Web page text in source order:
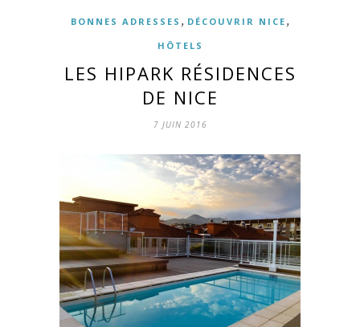
BONNES ADRESSES , DÉCOUVRIR NICE ,
HÔTELS
LES HIPARK RÉSIDENCES
DE NICE
7 JUIN 2016